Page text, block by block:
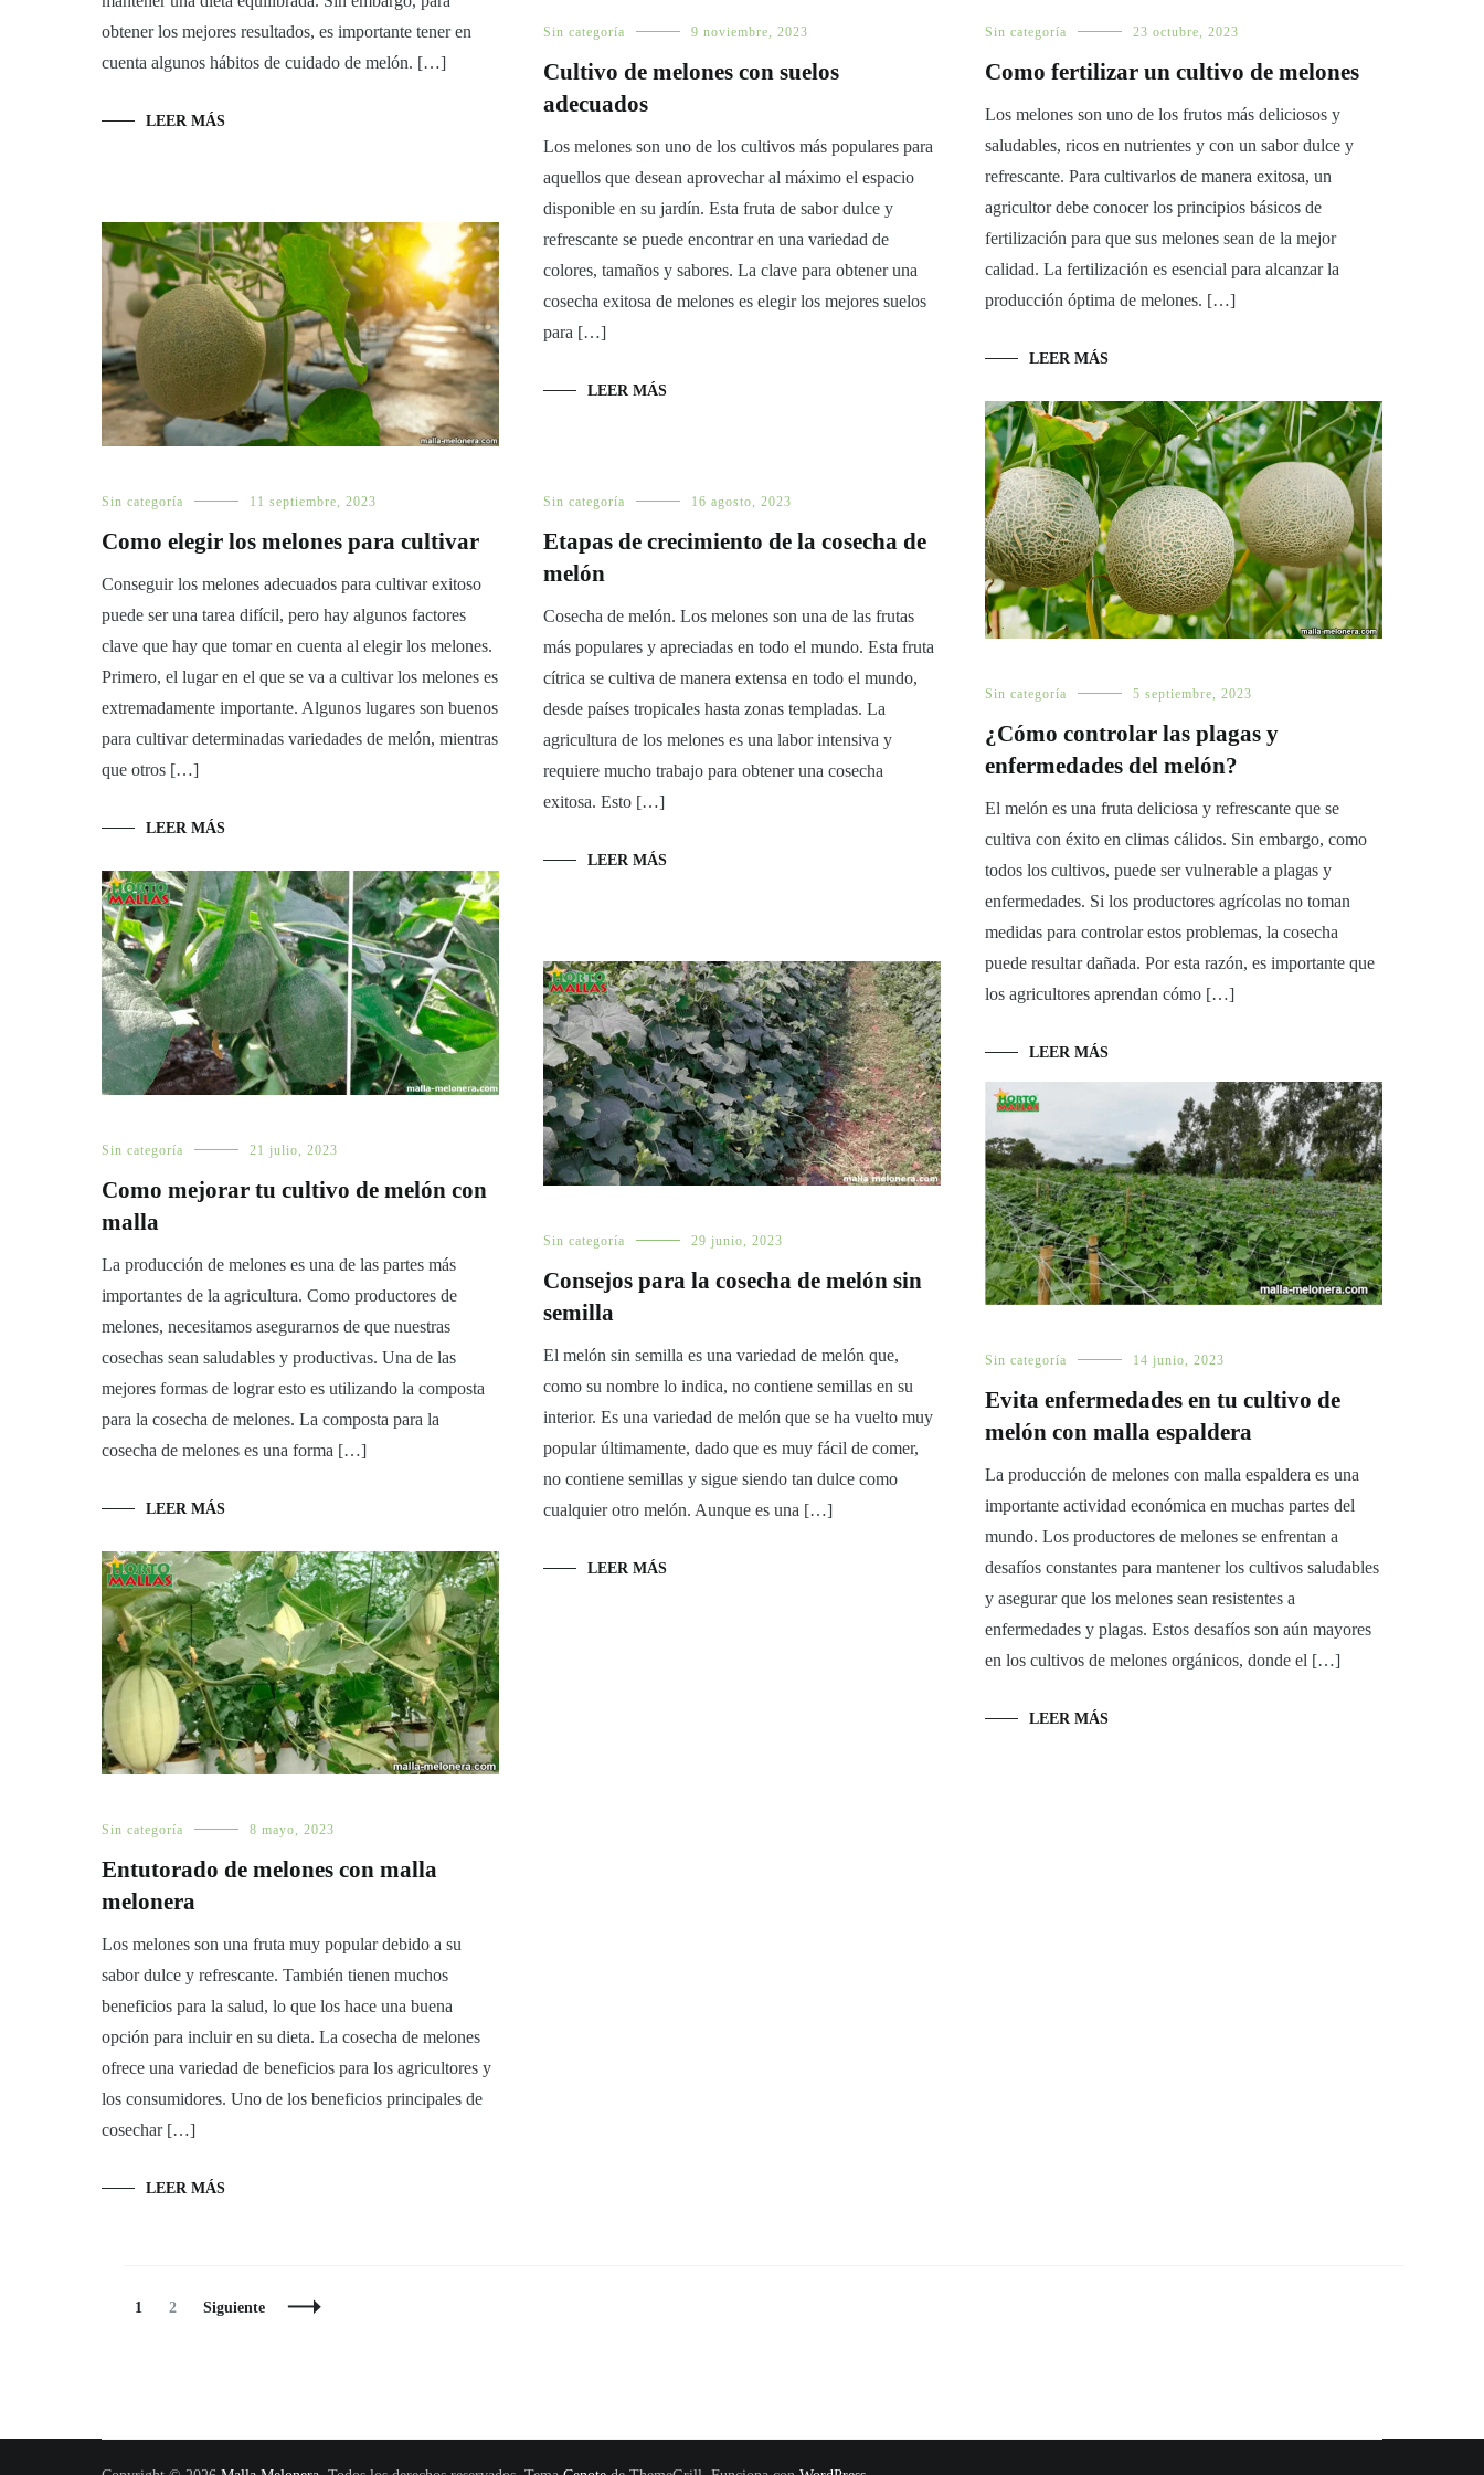
obtener los mejores resultados, es importante tener en
cuenta algunos hábitos de cuidado de melón. […]
LEER MÁS
Sin categoría 9 noviembre, 2023
Cultivo de melones con suelos
adecuados
Los melones son uno de los cultivos más populares para
aquellos que desean aprovechar al máximo el espacio
disponible en su jardín. Esta fruta de sabor dulce y
refrescante se puede encontrar en una variedad de
colores, tamaños y sabores. La clave para obtener una
cosecha exitosa de melones es elegir los mejores suelos
para […]
LEER MÁS
Sin categoría 23 octubre, 2023
Como fertilizar un cultivo de melones
Los melones son uno de los frutos más deliciosos y
saludables, ricos en nutrientes y con un sabor dulce y
refrescante. Para cultivarlos de manera exitosa, un
agricultor debe conocer los principios básicos de
fertilización para que sus melones sean de la mejor
calidad. La fertilización es esencial para alcanzar la
producción óptima de melones. […]
LEER MÁS
Sin categoría 11 septiembre, 2023
Como elegir los melones para cultivar
Conseguir los melones adecuados para cultivar exitoso
puede ser una tarea difícil, pero hay algunos factores
clave que hay que tomar en cuenta al elegir los melones.
Primero, el lugar en el que se va a cultivar los melones es
extremadamente importante. Algunos lugares son buenos
para cultivar determinadas variedades de melón, mientras
que otros […]
LEER MÁS
Sin categoría 5 septiembre, 2023
¿Cómo controlar las plagas y
enfermedades del melón?
El melón es una fruta deliciosa y refrescante que se
cultiva con éxito en climas cálidos. Sin embargo, como
todos los cultivos, puede ser vulnerable a plagas y
enfermedades. Si los productores agrícolas no toman
medidas para controlar estos problemas, la cosecha
puede resultar dañada. Por esta razón, es importante que
los agricultores aprendan cómo […]
LEER MÁS
Sin categoría 16 agosto, 2023
Etapas de crecimiento de la cosecha de
melón
Cosecha de melón. Los melones son una de las frutas
más populares y apreciadas en todo el mundo. Esta fruta
cítrica se cultiva de manera extensa en todo el mundo,
desde países tropicales hasta zonas templadas. La
agricultura de los melones es una labor intensiva y
requiere mucho trabajo para obtener una cosecha
exitosa. Esto […]
LEER MÁS
Sin categoría 21 julio, 2023
Como mejorar tu cultivo de melón con
malla
La producción de melones es una de las partes más
importantes de la agricultura. Como productores de
melones, necesitamos asegurarnos de que nuestras
cosechas sean saludables y productivas. Una de las
mejores formas de lograr esto es utilizando la composta
para la cosecha de melones. La composta para la
cosecha de melones es una forma […]
LEER MÁS
Sin categoría 29 junio, 2023
Consejos para la cosecha de melón sin
semilla
El melón sin semilla es una variedad de melón que,
como su nombre lo indica, no contiene semillas en su
interior. Es una variedad de melón que se ha vuelto muy
popular últimamente, dado que es muy fácil de comer,
no contiene semillas y sigue siendo tan dulce como
cualquier otro melón. Aunque es una […]
LEER MÁS
Sin categoría 14 junio, 2023
Evita enfermedades en tu cultivo de
melón con malla espaldera
La producción de melones con malla espaldera es una
importante actividad económica en muchas partes del
mundo. Los productores de melones se enfrentan a
desafíos constantes para mantener los cultivos saludables
y asegurar que los melones sean resistentes a
enfermedades y plagas. Estos desafíos son aún mayores
en los cultivos de melones orgánicos, donde el […]
LEER MÁS
Sin categoría 8 mayo, 2023
Entutorado de melones con malla
melonera
Los melones son una fruta muy popular debido a su
sabor dulce y refrescante. También tienen muchos
beneficios para la salud, lo que los hace una buena
opción para incluir en su dieta. La cosecha de melones
ofrece una variedad de beneficios para los agricultores y
los consumidores. Uno de los beneficios principales de
cosechar […]
LEER MÁS
Navegación
Página
1 Página
2 Siguiente